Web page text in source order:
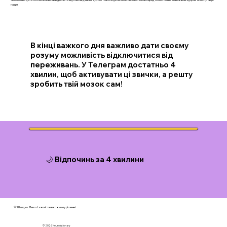
на це.
В кінці важкого дня важливо дати своєму
розуму можливість відключитися від
переживань. У Телеграм достатньо 4
хвилин, щоб активувати ці звички, а решту
зробить твій мозок сам!
🌙 Відпочинь за 4 хвилини
💛 Швидко. Легко. І з ясністю в кожному рішенні.
© 2026 Neurolutionary